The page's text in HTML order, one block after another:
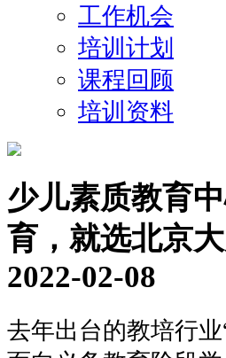
工作机会
培训计划
课程回顾
培训资料
少儿素质教育
育，就选北京
2022-02-08
去年出台的教培行业